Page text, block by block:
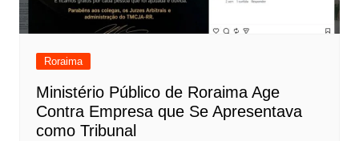
Roraima
Ministério Público de Roraima Age
Contra Empresa que Se Apresentava
como Tribunal